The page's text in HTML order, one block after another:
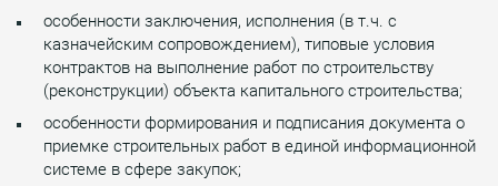
особенности заключения, исполнения (в т.ч. с
казначейским сопровождением), типовые условия
контрактов на выполнение работ по строительству
(реконструкции) объекта капитального строительства;
особенности формирования и подписания документа о
приемке строительных работ в единой информационной
системе в сфере закупок;